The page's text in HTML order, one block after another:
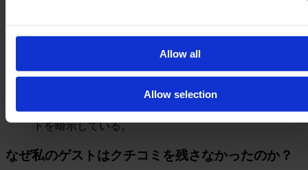
Allow all
Allow selection
む。.
なぜ私のゲストはクチコミを残さなかったのか？